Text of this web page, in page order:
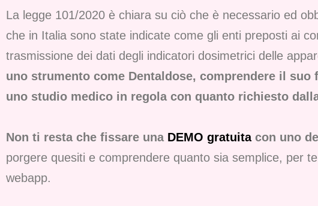
La legge 101/2020 è chiara su ciò che è necessario ed
che in Italia sono state indicate come gli enti preposti ai
trasmissione dei dati degli indicatori dosimetrici delle
uno strumento come Dentaldose, comprendere il
uno studio medico in regola con quanto richiesto
Non ti resta che fissare una DEMO gratuitacon uno
porgere quesiti e comprendere quanto sia semplice, per
webapp.